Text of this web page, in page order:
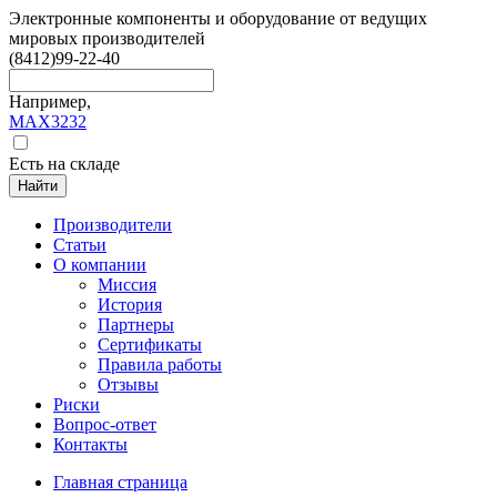
Электронные компоненты и оборудование от ведущих
мировых производителей
(8412)99-22-40
Например,
MAX3232
Есть на складе
Найти
Производители
Статьи
О компании
Миссия
История
Партнеры
Сертификаты
Правила работы
Отзывы
Риски
Вопрос-ответ
Контакты
Главная страница